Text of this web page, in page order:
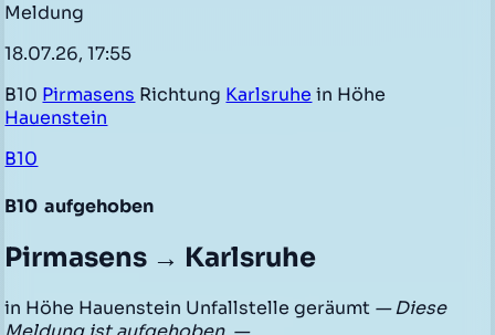
Meldung
18.07.26, 17:55
B10 Pirmasens Richtung Karlsruhe in Höhe
Hauenstein
B10
B10 aufgehoben
Pirmasens → Karlsruhe
in Höhe Hauenstein Unfallstelle geräumt — Diese